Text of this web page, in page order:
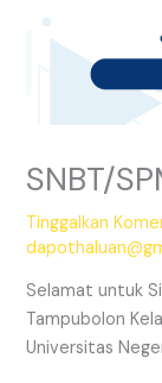
SNBT/
Tinggalkan
Selamat untuk
Tampubolon
Universitas